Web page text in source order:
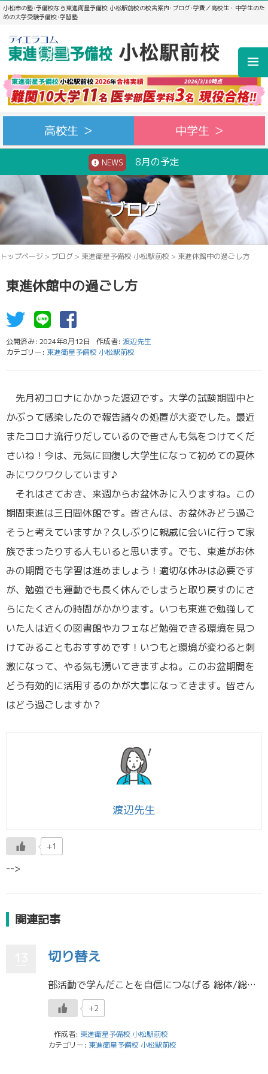
小松市の塾･予備校なら東進衛星予備校 小松駅前校の校舎案内･ブログ･学費／高校生・中学生のた
めの大学受験予備校･学習塾
高校生 ＞ 中学生 ＞
NEWS 8月の予定
ブログ
トップページ > ブログ > 東進衛星予備校 小松駅前校 > 東進休館中の過ごし方
東進休館中の過ごし方
公開済み: 2024年8月12日 作成者: 渡辺先生
カテゴリー: 東進衛星予備校 小松駅前校
先月初コロナにかかった渡辺です。大学の試験期間中と
かぶって感染したので報告諸々の処置が大変でした。最近
またコロナ流行りだしているので皆さんも気をつけてくだ
さいね！今は、元気に回復し大学生になって初めての夏休
みにワクワクしています♪
それはさておき、来週からお盆休みに入りますね。この
期間東進は三日間休館です。皆さんは、お盆休みどう過ご
そうと考えていますか？久しぶりに親戚に会いに行って家
族でまったりする人もいると思います。でも、東進がお休
みの期間でも学習は進めましょう！適切な休みは必要です
が、勉強でも運動でも長く休んでしまうと取り戻すのにさ
らにたくさんの時間がかかります。いつも東進で勉強して
いた人は近くの図書館やカフェなど勉強できる環境を見つ
けてみることもおすすめです！いつもと環境が変わると刺
激になって、やる気も湧いてきますよね。このお盆期間を
どう有効的に活用するのかが大事になってきます。皆さん
はどう過ごしますか？
渡辺先生
+1
-->
関連記事
切り替え
部活動で学んだことを自信につなげる 総体/総文も終わり、結果はどうであれ、みんなで協力、団結して一つの目標に向かって努力するということが人生においてとても大きな経験だと思います。私も高校の部活動で努力し続けることや仲間と […]
+2
作成者: 東進衛星予備校 小松駅前校
カテゴリー: 東進衛星予備校 小松駅前校